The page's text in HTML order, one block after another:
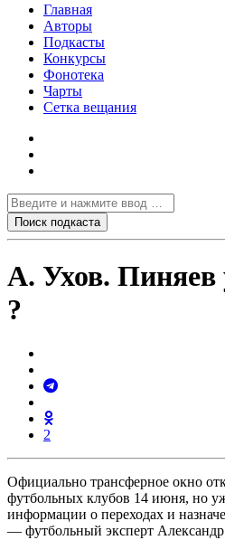
Главная
Авторы
Подкасты
Конкурсы
Фонотека
Чарты
Сетка вещания
А. Ухов.
?
2
Официально трансферное окно
футбольных клубов 14 июня, но
информации о переходах и
— футбольный эксперт Александр